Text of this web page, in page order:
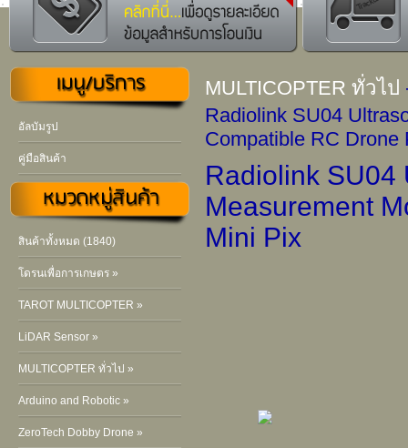
อัลบัมรูป
คู่มือสินค้า
สินค้าทั้งหมด (1840)
โดรนเพื่อการเกษตร »
TAROT MULTICOPTER »
LiDAR Sensor »
MULTICOPTER ทั่วไป »
Arduino and Robotic »
ZeroTech Dobby Drone »
MULTICOPTER ทั่วไป
Radiolink SU04
Compatible RC Drone
Radiolink SU04
Measurement
Mini Pix